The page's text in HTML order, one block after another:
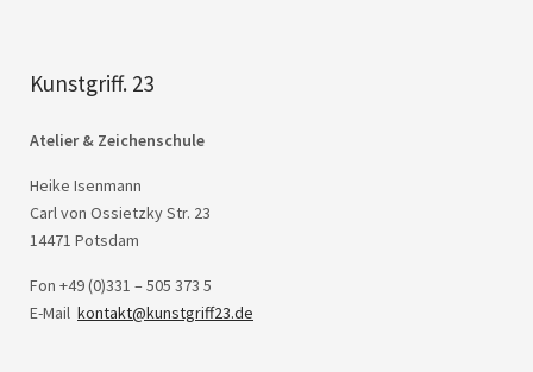
Kunstgriff. 23
Atelier & Zeichenschule
Heike Isenmann
Carl von Ossietzky Str. 23
14471 Potsdam
Fon +49 (0)331 – 505 373 5
E-Mail kontakt@kunstgriff23.de